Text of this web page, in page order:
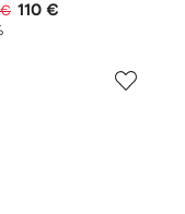
€ 110 €